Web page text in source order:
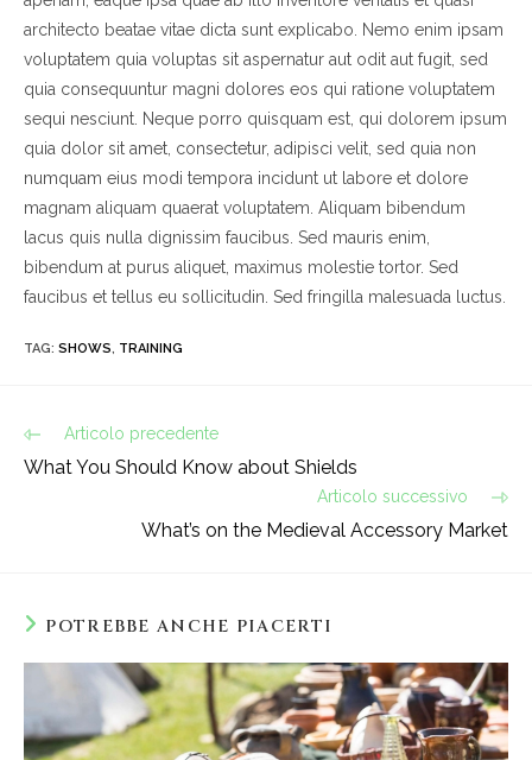
architecto beatae vitae dicta sunt explicabo. Nemo enim ipsam
voluptatem quia voluptas sit aspernatur aut odit aut fugit, sed
quia consequuntur magni dolores eos qui ratione voluptatem
sequi nesciunt. Neque porro quisquam est, qui dolorem ipsum
quia dolor sit amet, consectetur, adipisci velit, sed quia non
numquam eius modi tempora incidunt ut labore et dolore
magnam aliquam quaerat voluptatem. Aliquam bibendum
lacus quis nulla dignissim faucibus. Sed mauris enim,
bibendum at purus aliquet, maximus molestie tortor. Sed
faucibus et tellus eu sollicitudin. Sed fringilla malesuada luctus.
TAG: SHOWS, TRAINING
Leggi
articoli
Articolo precedente
What You Should Know about Shields
Articolo successivo
What’s on the Medieval Accessory Market
POTREBBE ANCHE PIACERTI